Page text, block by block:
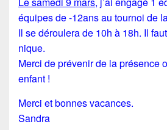
équipes de -12ans au tournoi de
Il se déroulera de 10h à 18h. Il
nique.
Merci de prévenir de la présence
enfant !
Merci et bonnes vacances.
Sandra